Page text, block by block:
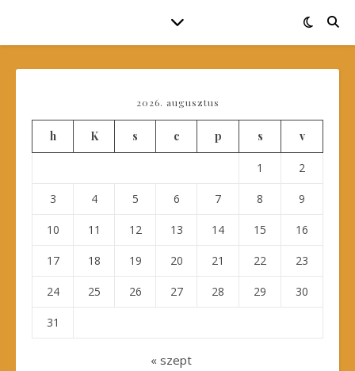
2026. augusztus
h K s c p s v
1 2
3 4 5 6 7 8 9
10 11 12 13 14 15 16
17 18 19 20 21 22 23
24 25 26 27 28 29 30
31
« szept